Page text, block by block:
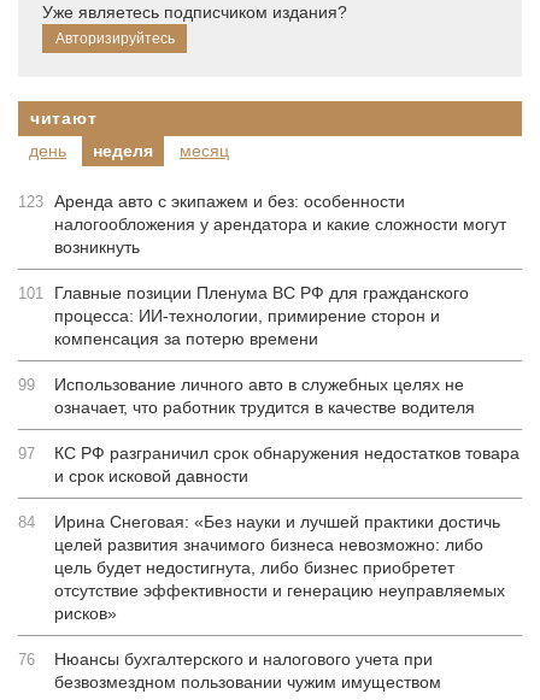
Уже являетесь подписчиком издания?
читают
день
неделя месяц
123 Аренда авто с экипажем и без: особенности
налогообложения у арендатора и какие сложности могут
возникнуть
101
Главные позиции Пленума ВС РФ для гражданского
процесса: ИИ-технологии, примирение сторон и
компенсация за потерю времени
99
Использование личного авто в служебных целях не
означает, что работник трудится в качестве водителя
97
КС РФ разграничил срок обнаружения недостатков товара
и срок исковой давности
84
Ирина Снеговая: «Без науки и лучшей практики достичь
целей развития значимого бизнеса невозможно: либо
цель будет недостигнута, либо бизнес приобретет
отсутствие эффективности и генерацию неуправляемых
рисков»
76
Нюансы бухгалтерского и налогового учета при
безвозмездном пользовании чужим имуществом